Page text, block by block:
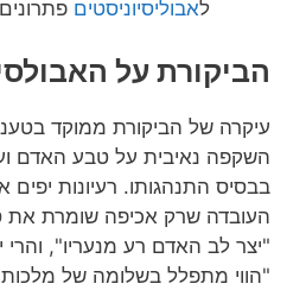
לאבוליסיוניסטים
הביקורת על
עיקרה של הביקורת ממוקד
השקפה נאיבית על טבע האדם
בבסיס התנהגותו. רעיונות
העובדה שרק אכיפה שומרת את
"יצר לב האדם רע מנעריו", והרי
"הווי מתפלל בשלומה של